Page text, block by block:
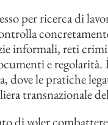
per ricerca di
concretamente
informali, reti
e regolarità.
dove le pratiche
transnazionale
di voler